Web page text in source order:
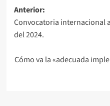
Navegación
de
entradas
Anterior:
Convocatoria internacional
del 2024.
Cómo va la «adecuada